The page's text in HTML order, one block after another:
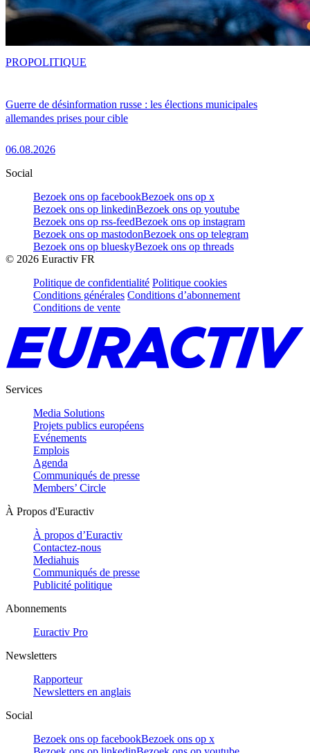
Guerre de désinformation russe : les élections municipales
allemandes prises pour cible
06.08.2026
PROPOLITIQUE
Social
Bezoek ons op facebookBezoek ons op x
Bezoek ons op linkedinBezoek ons op youtube
Bezoek ons op rss-feedBezoek ons op instagram
Bezoek ons op mastodonBezoek ons op telegram
Bezoek ons op blueskyBezoek ons op threads
© 2026 Euractiv FR
Politique de confidentialité Politique cookies
Conditions générales Conditions d’abonnement
Conditions de vente
Services
Media Solutions
Projets publics européens
Evénements
Emplois
Agenda
Communiqués de presse
Members’ Circle
À Propos d'Euractiv
À propos d’Euractiv
Contactez-nous
Mediahuis
Communiqués de presse
Publicité politique
Abonnements
Euractiv Pro
Newsletters
Rapporteur
Newsletters en anglais
Social
Bezoek ons op facebookBezoek ons op x